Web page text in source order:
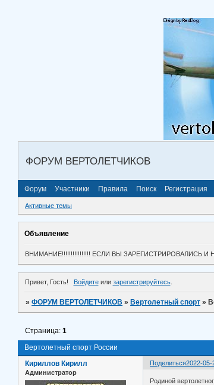
ФОРУМ ВЕРТОЛЕТЧИКОВ
Форум Участники Правила Поиск Регистрация
Активные темы
Объявление
ВНИМАНИЕ!!!!!!!!!!!!!!!! ЕСЛИ ВЫ ЗАРЕГИСТРИРОВАЛИСЬ
Привет, Гость! Войдитеили зарегистрируйтесь.
»ФОРУМ ВЕРТОЛЕТЧИКОВ » Вертолетный спорт »
Вертолетный спорт России
Страница:1
Поделиться2022-05-
Кириллов Кирилл
Администратор
Родиной